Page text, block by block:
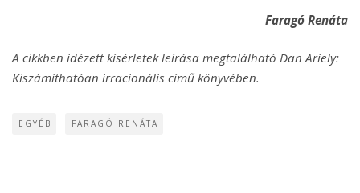
Faragó Renáta
A cikkben idézett kísérletek leírása megtalálható Dan Ariely:
Kiszámíthatóan irracionális című könyvében.
EGYÉB FARAGÓ RENÁTA